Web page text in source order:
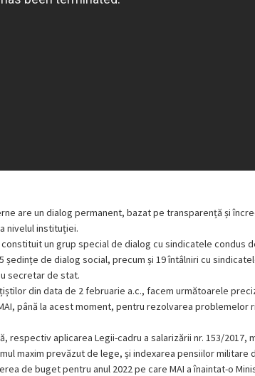
are un dialog permanent, bazat pe transparență și
nivelul instituției.
un grup special de dialog cu sindicatele condus
ședințe de dialog social, precum și 19 întâlniri cu
secretar de stat.
din data de 2 februarie a.c., facem următoarele
până la acest moment, pentru rezolvarea problemelor
respectiv aplicarea Legii-cadru a salarizării nr. 153/2017,
maxim prevăzut de lege, și indexarea pensiilor militare
de buget pentru anul 2022 pe care MAI a înaintat-o